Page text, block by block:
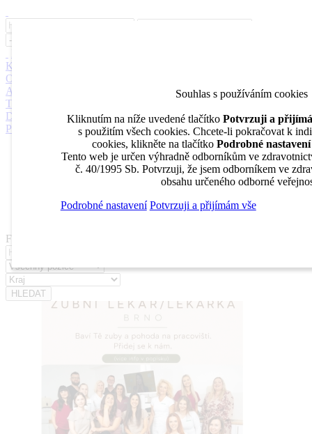
Kariérní poradenství
O nás
AKADEMIE
DENTAL JOBS STOMATEAM
TV
DentalJobs.cz menu search
Přihlásit
Inzerce
Moje inzeráty
Kariérní poradenství
Filtrovat
Souhlas s používáním cookies
Kliknutím na níže uvedené tlačítkoPotvrzuji a
s použitím všech cookies. Chcete-li pokračovat k
cookies, klikněte na tlačítko Podrobné nastavení
Tento web je určen výhradně odborníkům ve
č. 40/1995 Sb. Potvrzuji, že jsem odborníkem ve
obsahu určeného odborné
Podrobné nastavení Potvrzuji a přijímám vše